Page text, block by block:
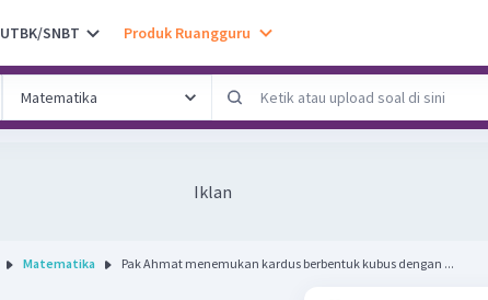
UTBK/SNBT Produk Ruangguru
Iklan
Matematika Pak Ahmat menemukan kardus berbentuk kubus dengan ...